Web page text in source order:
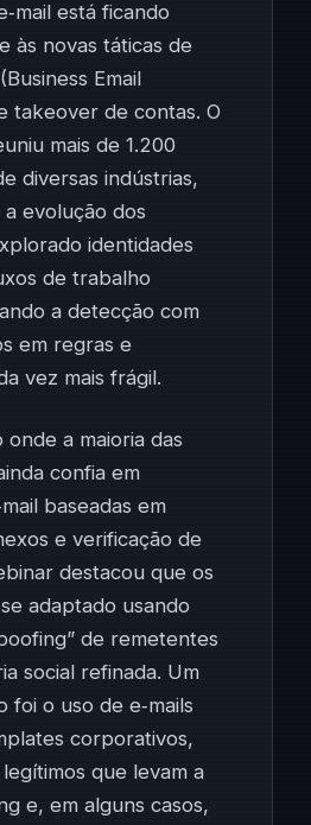
está ficando
às novas táticas de
Email
takeover de contas. O
mais de 1.200
diversas indústrias,
evolução dos
identidades
de trabalho
a detecção com
em regras e
vez mais frágil.
onde a maioria das
confia em
baseadas em
e verificação de
destacou que os
adaptado usando
de remetentes
social refinada. Um
foi o uso de e‑mails
corporativos,
que levam a
e, em alguns casos,